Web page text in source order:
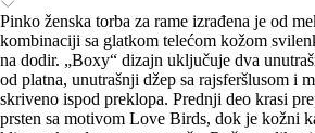
Pinko ženska torba za rame izrađena je od
kombinaciji sa glatkom telećom kožom
na dodir. „Boxy“ dizajn uključuje dva
od platna, unutrašnji džep sa rajsferšlusom i
skriveno ispod preklopa. Prednji deo krasi
prsten sa motivom Love Birds, dok je kožni